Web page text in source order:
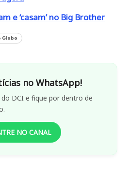
e ‘casam’ no Big Brother
Globo
no WhatsApp!
DCI e fique por dentro de
NO CANAL